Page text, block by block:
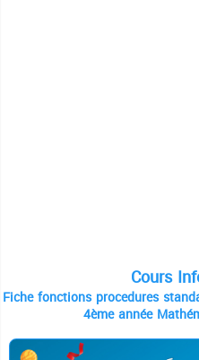
Cours
Fiche fonctions procedures
4ème année